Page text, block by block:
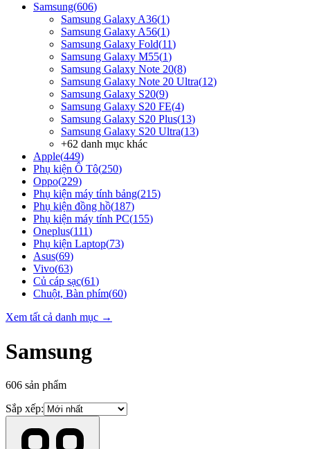
Samsung(606)
Samsung Galaxy A36(1)
Samsung Galaxy A56(1)
Samsung Galaxy Fold(11)
Samsung Galaxy M55(1)
Samsung Galaxy Note 20(8)
Samsung Galaxy Note 20 Ultra(12)
Samsung Galaxy S20(9)
Samsung Galaxy S20 FE(4)
Samsung Galaxy S20 Plus(13)
Samsung Galaxy S20 Ultra(13)
+62 danh mục khác
Apple(449)
Phụ kiện Ô Tô(250)
Oppo(229)
Phụ kiện máy tính bảng(215)
Phụ kiện đồng hồ(187)
Phụ kiện máy tính PC(155)
Oneplus(111)
Phụ kiện Laptop(73)
Asus(69)
Vivo(63)
Củ cáp sạc(61)
Chuột, Bàn phím(60)
Xem tất cả danh mục →
Samsung
606 sản phẩm
Sắp xếp: